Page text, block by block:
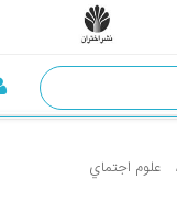
علوم اجتماي